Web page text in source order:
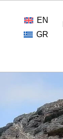
EN
GR